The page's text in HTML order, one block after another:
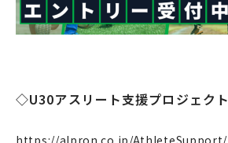
◇U30アスリート支援プロジェクト